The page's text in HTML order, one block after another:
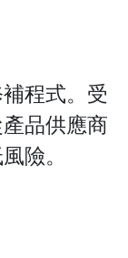
程式。受
品供應商
險。